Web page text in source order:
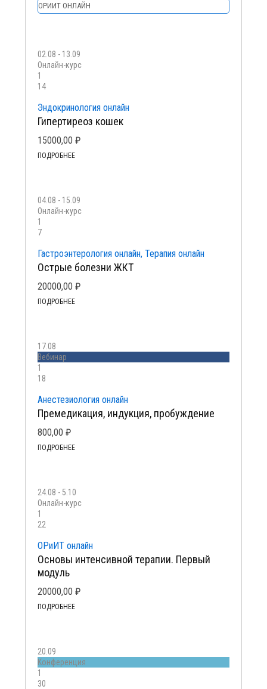
ОРИИТ ОНЛАЙН
02.08 - 13.09
Онлайн-курс
1
14
Эндокринология онлайн
Гипертиреоз кошек
15000,00 ₽
ПОДРОБНЕЕ
04.08 - 15.09
Онлайн-курс
1
7
Гастроэнтерология онлайн, Терапия онлайн
Острые болезни ЖКТ
20000,00 ₽
ПОДРОБНЕЕ
17.08
Вебинар
1
18
Анестезиология онлайн
Премедикация, индукция, пробуждение
800,00 ₽
ПОДРОБНЕЕ
24.08 - 5.10
Онлайн-курс
1
22
ОРиИТ онлайн
Основы интенсивной терапии. Первый
модуль
20000,00 ₽
ПОДРОБНЕЕ
20.09
Kонференция
1
30